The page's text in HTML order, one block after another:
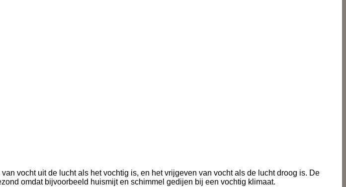
vocht uit de lucht als het vochtig is, en het vrijgeven van vocht als de lucht droog is. De
omdat bijvoorbeeld huismijt en schimmel gedijen bij een vochtig klimaat.